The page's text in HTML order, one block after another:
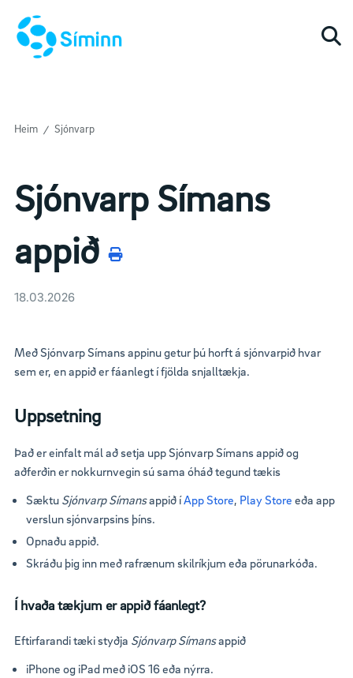
Heim Sjónvarp
Sjónvarp Símans
appið
18.03.2026
Með Sjónvarp Símans appinu getur þú horft á sjónvarpið hvar
sem er, en appið er fáanlegt í fjölda snjalltækja.
Uppsetning
Það er einfalt mál að setja upp Sjónvarp Símans appið og
aðferðin er nokkurnvegin sú sama óháð tegund tækis
Sæktu Sjónvarp Símansappið íApp Store, Play Store eða app
verslun sjónvarpsins þíns.
Opnaðu appið.
Skráðu þig inn með rafrænum skilríkjum eða pörunarkóða.
Í hvaða tækjum er appið fáanlegt?
Eftirfarandi tæki styðja Sjónvarp Símansappið
iPhone og iPad með iOS 16 eða nýrra.